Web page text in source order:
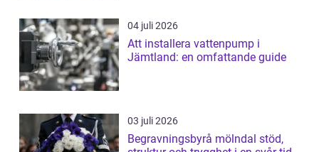
04 juli 2026
Att installera vattenpump i
Jämtland: en omfattande guide
03 juli 2026
Begravningsbyrå mölndal stöd,